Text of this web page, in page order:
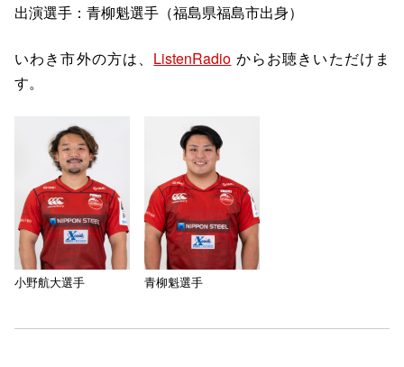
出演選手：青柳魁選手（福島県福島市出身）
いわき市外の方は、 ListenRadio からお聴きいただけま
す。
小野航大選手 青柳魁選手